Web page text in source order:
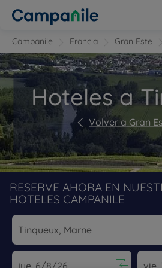
Campanile Francia Gran Este
Hoteles a
Volver a Gran
RESERVE AHORA EN
HOTELES CAMPANILE